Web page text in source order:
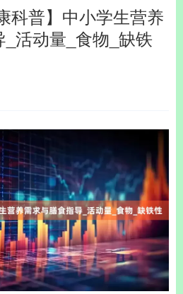
科普】中小学生营养
活动量_食物_缺铁